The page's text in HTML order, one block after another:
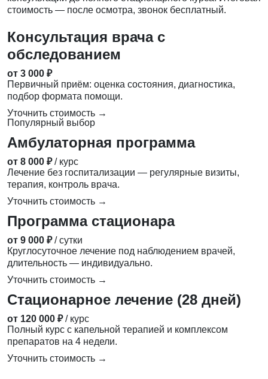
стоимость — после осмотра, звонок бесплатный.
Консультация врача с
обследованием
от 3 000 ₽
Первичный приём: оценка состояния, диагностика,
подбор формата помощи.
Уточнить стоимость →
Популярный выбор
Амбулаторная программа
от 8 000 ₽ / курс
Лечение без госпитализации — регулярные визиты,
терапия, контроль врача.
Уточнить стоимость →
Программа стационара
от 9 000 ₽ / сутки
Круглосуточное лечение под наблюдением врачей,
длительность — индивидуально.
Уточнить стоимость →
Стационарное лечение (28 дней)
от 120 000 ₽ / курс
Полный курс с капельной терапией и комплексом
препаратов на 4 недели.
Уточнить стоимость →